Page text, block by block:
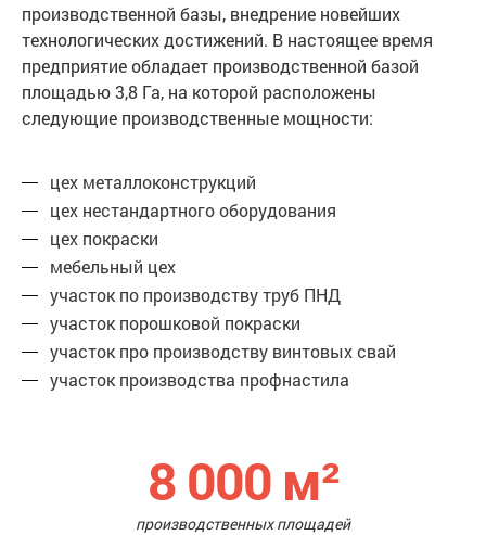
производственной базы, внедрение новейших
технологических достижений. В настоящее время
предприятие обладает производственной базой
площадью 3,8 Га, на которой расположены
следующие производственные мощности:
цех металлоконструкций
цех нестандартного оборудования
цех покраски
мебельный цех
участок по производству труб ПНД
участок порошковой покраски
участок про производству винтовых свай
участок производства профнастила
8 000 м²
производственных площадей